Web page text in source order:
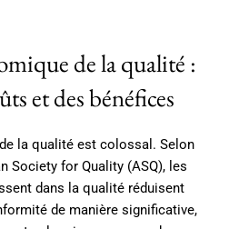
de la qualité :
et des bénéfices
la qualité est colossal. Selon
Society for Quality (ASQ), les
dans la qualité réduisent
de manière significative,